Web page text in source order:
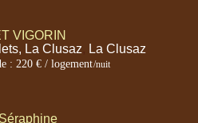
VIGORIN
La Clusaz, La Clusaz
: 220 € / logement/nuit